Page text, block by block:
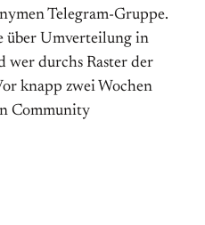
Telegram-Gruppe.
über Umverteilung in
wer durchs Raster der
knapp zwei Wochen
Community